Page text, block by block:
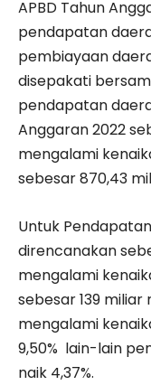
APBD Tahun
pendapatan
pembiayaan
disepakati
pendapatan
Anggaran 2022
mengalami
sebesar 870,43
Untuk
direncanakan
mengalami
sebesar 139
mengalami
9,50% lain-lain
naik 4,37%.